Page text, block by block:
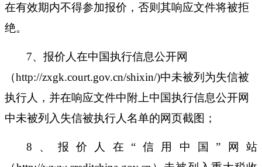
在有效期内不得参加报价，否则其响应文件将被拒
绝。
7、报价人在中国执行信息公开网
（http://zxgk.court.gov.cn/shixin/)中未被列为失信被
执行人，并在响应文件中附上中国执行信息公开网
中未被列入失信被执行人名单的网页截图；
8 、报价人在 “信用中国”网站